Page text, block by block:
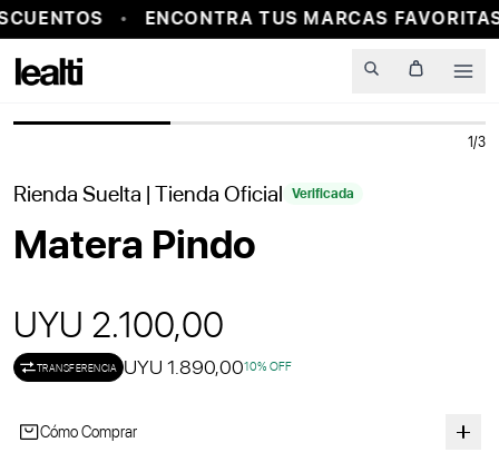
ENCONTRA TUS MARCAS
PROBADOR VIRTUAL
1/3
Rienda Suelta | Tienda Oficial Verificada
Matera Pindo
UYU 2.100,00
TRANSFERENCIA UYU 1.890,0010% OFF
Cómo Comprar